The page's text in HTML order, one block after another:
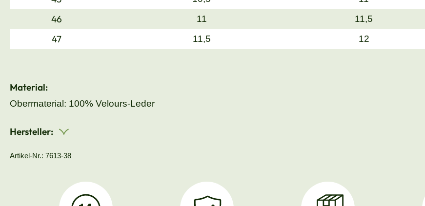
46 11 11,5
47 11,5 12
Material:
Obermaterial: 100% Velours-Leder
Hersteller:
Artikel-Nr.: 7613-38